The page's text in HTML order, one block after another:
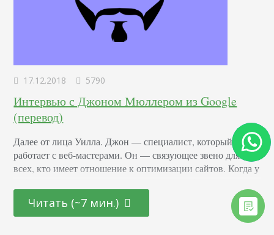
17.12.2018 5790
Интервью с Джоном Мюллером из Google
(перевод)
Далее от лица Уилла. Джон — специалист, который
работает с веб-мастерами. Он — связующее звено для
всех, кто имеет отношение к оптимизации сайтов. Когда у
он рассказывает, как Google относится к тем или иным
аспектам продвижения. Наверняка у вас возникала мысль,
что мы не знаем точно всю внутреннюю кухню Google:
Читать (~7 мин.)